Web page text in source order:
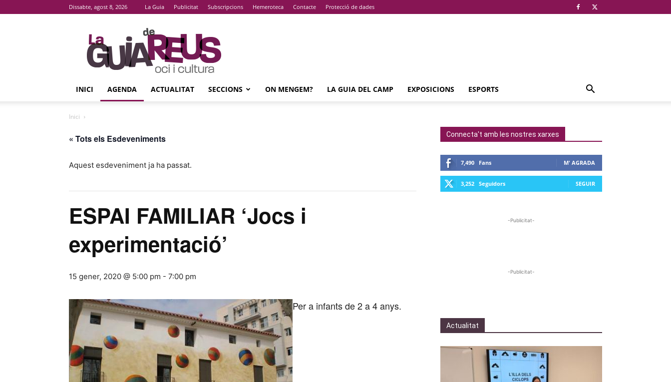
Dissabte, agost 8, 2026 La Guia Publicitat Subscripcions Hemeroteca Contacte Protecció de dades
La
Guia
De
Reus
INICI AGENDA ACTUALITAT SECCIONS ON MENGEM? LA GUIA DEL CAMP EXPOSICIONS ESPORTS
Inici
« Tots els Esdeveniments
Aquest esdeveniment ja ha passat.
ESPAI FAMILIAR ‘Jocs i
experimentació’
15 gener, 2020 @ 5:00 pm - 7:00 pm
Per a infants de 2 a 4 anys.
Connecta't amb les nostres xarxes
7,490 Fans M' AGRADA
3,252 Seguidors SEGUIR
-Publicitat-
-Publicitat-
Actualitat